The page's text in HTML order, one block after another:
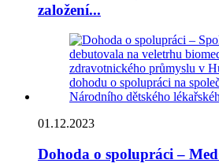
založení...
01.12.2023
Dohoda o spolupráci –